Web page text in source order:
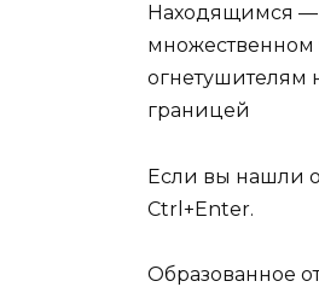
Находящимся —
огнетушителям
границей
Если вы нашли
Ctrl+Enter.
Образованное